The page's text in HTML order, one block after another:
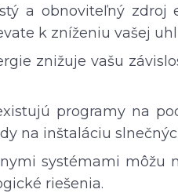
a obnoviteľný
k zníženiu vašej
znižuje vašu
programy na
na inštaláciu
systémami môžu
riešenia.